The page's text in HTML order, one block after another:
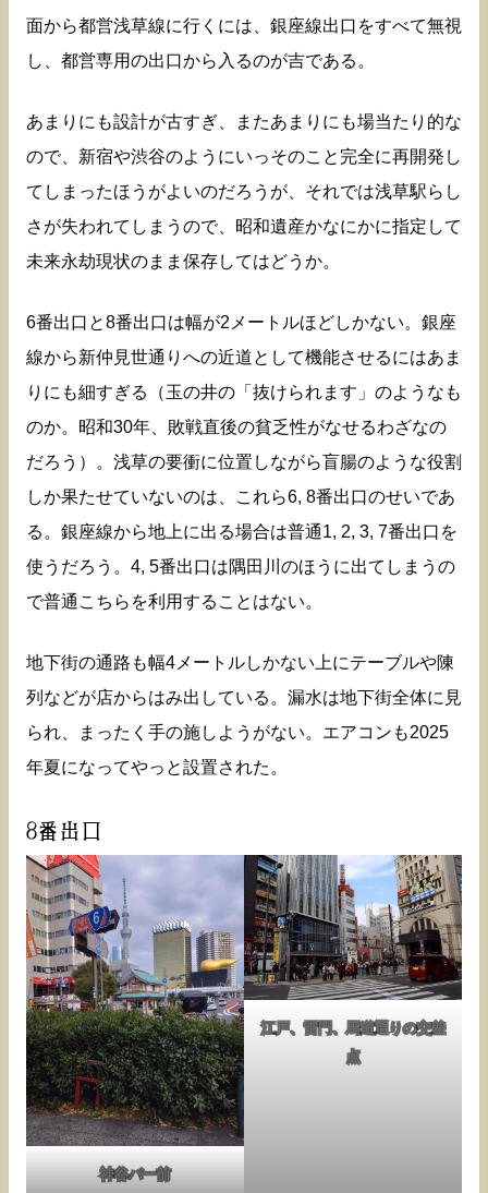
面から都営浅草線に行くには、銀座線出口をすべて無視
し、都営専用の出口から入るのが吉である。
あまりにも設計が古すぎ、またあまりにも場当たり的な
ので、新宿や渋谷のようにいっそのこと完全に再開発し
てしまったほうがよいのだろうが、それでは浅草駅らし
さが失われてしまうので、昭和遺産かなにかに指定して
未来永劫現状のまま保存してはどうか。
6番出口と8番出口は幅が2メートルほどしかない。銀座
線から新仲見世通りへの近道として機能させるにはあま
りにも細すぎる（玉の井の「抜けられます」のようなも
のか。昭和30年、敗戦直後の貧乏性がなせるわざなの
だろう）。浅草の要衝に位置しながら盲腸のような役割
しか果たせていないのは、これら6, 8番出口のせいであ
る。銀座線から地上に出る場合は普通1, 2, 3, 7番出口を
使うだろう。4, 5番出口は隅田川のほうに出てしまうの
で普通こちらを利用することはない。
地下街の通路も幅4メートルしかない上にテーブルや陳
列などが店からはみ出している。漏水は地下街全体に見
られ、まったく手の施しようがない。エアコンも2025
年夏になってやっと設置された。
8番出口
神谷バー前
江戸、雷門、馬道通りの交差
点